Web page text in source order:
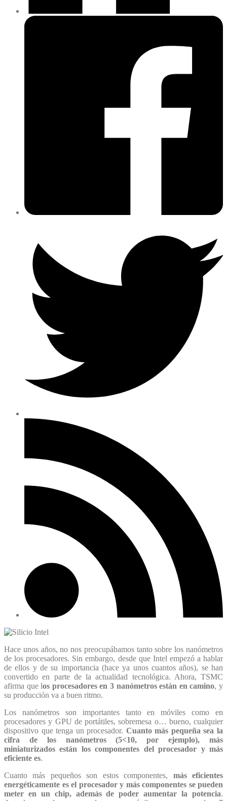
Hace unos años, no nos preocupábamos tanto sobre los nanómetros
de los procesadores. Sin embargo, desde que Intel empezó a hablar
de ellos y de su importancia (hace ya unos cuantos años), se han
convertido en parte de la actualidad tecnológica. Ahora, TSMC
afirma que los procesadores en 3 nanómetros están en camino, y
su producción va a buen ritmo.
Los nanómetros son importantes tanto en móviles como en
procesadores y GPU de portátiles, sobremesa o… bueno, cualquier
dispositivo que tenga un procesador. Cuanto más pequeña sea la
cifra de los nanómetros (5<10, por ejemplo), más
miniaturizados están los componentes del procesador y más
eficiente es.
Cuanto más pequeños son estos componentes, más eficientes
energéticamente es el procesador y más componentes se pueden
meter en un chip, además de poder aumentar la potencia.